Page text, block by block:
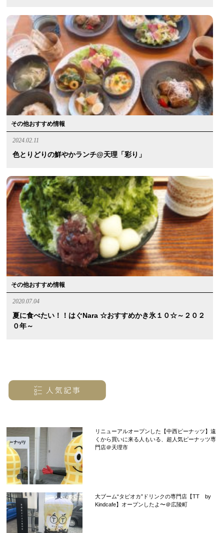
その他おすすめ情報
2024.02.11
色とりどりの鮮やかランチ@天理「彩り」
その他おすすめ情報
2020.07.04
夏に食べたい！！はぐnara ☆おすすめかき氷１０☆～２０２
０年～
リニューアルオープンした【中西ピーナッツ】遠
くから買いに来る人もいる、超人気ピーナッツ専
門店＠天理市
大ブーム“タピオカ”ドリンクの専門店【TT by
Kindcafe】オープンしたよ〜＠広陵町